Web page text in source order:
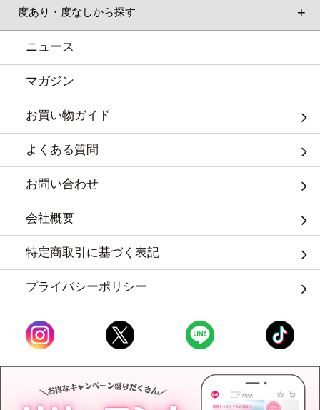
度あり・度なしから探す
ニュース
マガジン
お買い物ガイド
よくある質問
お問い合わせ
会社概要
特定商取引に基づく表記
プライバシーポリシー